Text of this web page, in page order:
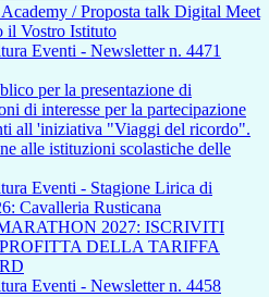
/ Proposta talk Digital Meet
il Vostro Istituto
Eventi - Newsletter n. 4471
per la presentazione di
di interesse per la partecipazione
all 'iniziativa "Viaggi del ricordo".
alle istituzioni scolastiche delle
Eventi - Stagione Lirica di
Cavalleria Rusticana
2027: ISCRIVITI
DELLA TARIFFA
Eventi - Newsletter n. 4458